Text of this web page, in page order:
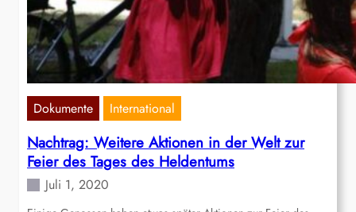
Dokumente International
Nachtrag: Weitere Aktionen in der Welt zur
Feier des Tages des Heldentums
Juli 1, 2020